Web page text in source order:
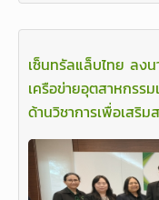
เซ็นทรัลแล็บไทย ลง
เครือข่ายอุตสาหกรร
ด้านวิชาการเพื่อเสริ
ไทย